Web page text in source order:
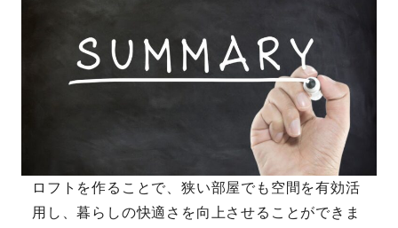
ロフトを作ることで、狭い部屋でも空間を有効活
用し、暮らしの快適さを向上させることができま